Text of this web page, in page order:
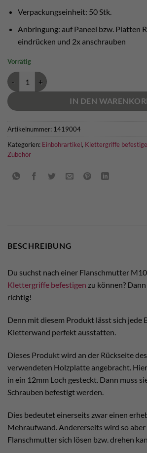
Verpackungseinheit: 50 Stk.
Anbringung: auf Paneel bzw. Platten
eindrücken und 2x anschrauben
Vorrätig
Flanschmutter M10 Boulderwand Menge
IN DEN
Artikelnummer: 1419004
Kategorien: Einbohrartikel, Klettergriffe
Zubehör
BESCHREIBUNG
Du suchst nach einer Flanschmutter
Klettergriffe befestigen zu können?
richtig!
Denn mit diesem Produkt lässt sich jede
Kletterwand perfekt ausstatten.
Dieses Produkt wird an der Rückseite
verwendeten Holzplatte angebracht.
in ein 12mm Loch gesteckt. Dann muss
Schrauben befestigt werden.
Dies bedeutet einerseits zwar einen
Mehraufwand. Andererseits wird so
Flanschmutter sich lösen bzw. drehen